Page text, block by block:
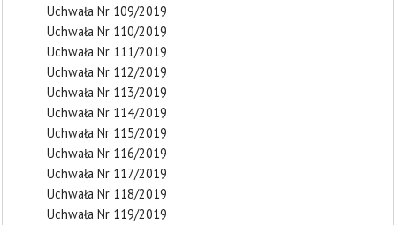
Uchwała Nr 109/2019
Uchwała Nr 110/2019
Uchwała Nr 111/2019
Uchwała Nr 112/2019
Uchwała Nr 113/2019
Uchwała Nr 114/2019
Uchwała Nr 115/2019
Uchwała Nr 116/2019
Uchwała Nr 117/2019
Uchwała Nr 118/2019
Uchwała Nr 119/2019